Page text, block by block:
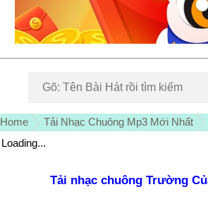
Home
Tải Nhạc Chuông Mp3 Mới Nhất
Loading...
Tải nhạc chuông Trường